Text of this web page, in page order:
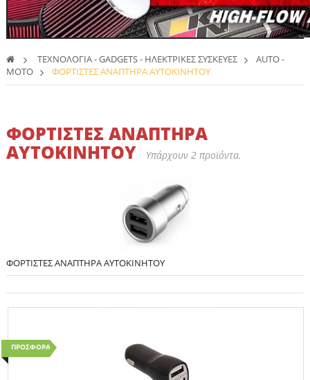
> ΤΕΧΝΟΛΟΓΙΑ - GADGETS - ΗΛΕΚΤΡΙΚΕΣ ΣΥΣΚΕΥΕΣ >
AUTO -
MOTO > ΦΟΡΤΙΣΤΕΣ ΑΝΑΠΤΗΡΑ ΑΥΤΟΚΙΝΗΤΟΥ
ΦΟΡΤΙΣΤΕΣ ΑΝΑΠΤΗΡΑ
ΑΥΤΟΚΙΝΗΤΟΥ Υπάρχουν 2 προϊόντα.
ΦΟΡΤΙΣΤΕΣ ΑΝΑΠΤΗΡΑ ΑΥΤΟΚΙΝΗΤΟΥ
ΠΡΟΣΦΟΡΆ!